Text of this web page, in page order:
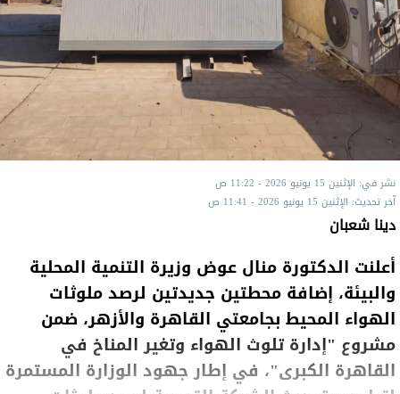
نشر في: الإثنين 15 يونيو 2026 - 11:22 ص
آخر تحديث: الإثنين 15 يونيو 2026 - 11:41 ص
دينا شعبان
أعلنت الدكتورة منال عوض وزيرة التنمية المحلية
والبيئة، إضافة محطتين جديدتين لرصد ملوثات
الهواء المحيط بجامعتي القاهرة والأزهر، ضمن
مشروع "إدارة تلوث الهواء وتغير المناخ في
القاهرة الكبرى"، في إطار جهود الوزارة المستمرة